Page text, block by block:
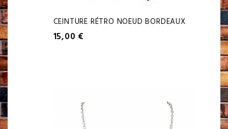
CEINTURE RÉTRO NOEUD BORDEAUX
15,00 €